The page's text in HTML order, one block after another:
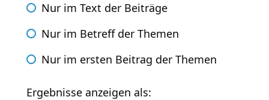
Nur im Text der Beiträge
Nur im Betreff der Themen
Nur im ersten Beitrag der Themen
Ergebnisse anzeigen als: